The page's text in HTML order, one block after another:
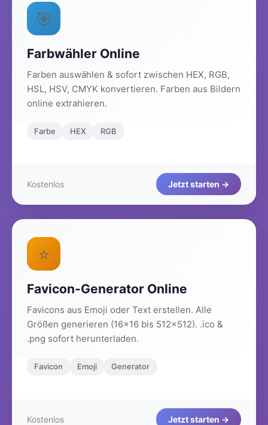
🎯
Farbwähler Online
Farben auswählen & sofort zwischen HEX, RGB,
HSL, HSV, CMYK konvertieren. Farben aus Bildern
online extrahieren.
Farbe HEX RGB
Kostenlos Jetzt starten →
⭐
Favicon-Generator Online
Favicons aus Emoji oder Text erstellen. Alle
Größen generieren (16x16 bis 512x512). .ico &
.png sofort herunterladen.
Favicon Emoji Generator
Kostenlos Jetzt starten →